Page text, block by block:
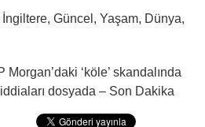
Güncel, Yaşam, Dünya,
Morgan’daki ‘köle’ skandalında
dosyada – Son Dakika